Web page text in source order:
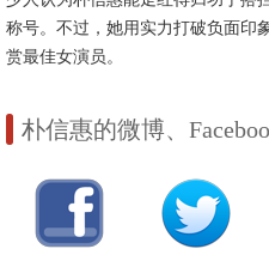
称号。不过，她用实力打破负面印
赏最佳女演员。
朴信惠的微博、